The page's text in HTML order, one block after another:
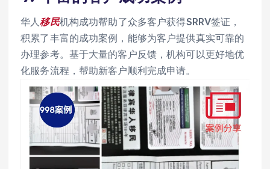
华人移民机构成功帮助了众多客户获得SRRV签证，
积累了丰富的成功案例，能够为客户提供真实可靠的
办理参考。基于大量的客户反馈，机构可以更好地优
化服务流程，帮助新客户顺利完成申请。